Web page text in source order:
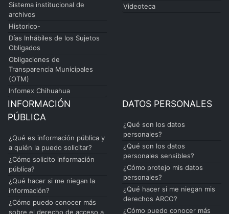
Sistema institucional de
archivos
Historico-
Días Inhábiles de los Sujetos
Obligados
Obligaciones de
Transparencia Municipales
(OTM)
Infomex Chihuahua
Videoteca
INFORMACIÓN
PÚBLICA
¿Qué es información pública y
a quién la puedo solicitar?
¿Cómo solicito información
pública?
¿Qué hacer si me niegan la
información?
¿Cómo puedo conocer más
sobre el derecho de acceso a
DATOS PERSONALES
¿Qué son los datos
personales?
¿Qué son los datos
personales sensibles?
¿Cómo protejo mis datos
personales?
¿Qué hacer si me niegan mis
derechos ARCO?
¿Cómo puedo conocer más